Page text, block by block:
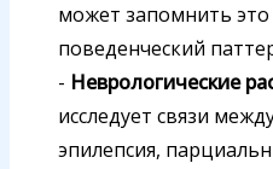
может запомнить это
поведенческий
- Неврологические
исследует связи
эпилепсия,